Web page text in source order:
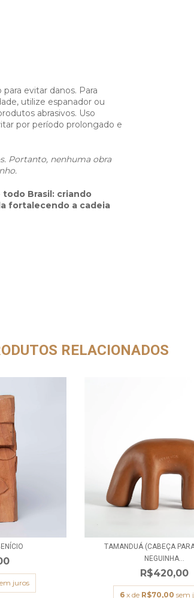
evitar danos. Para
utilize espanador ou
abrasivos. Uso
por período prolongado e
Portanto, nenhuma obra
Brasil: criando
fortalecendo a cadeia
RELACIONADOS
juros
TAMANDUÁ (CABEÇA
NEGUINHA...
R$420,00
6 x de R$70,00 sem